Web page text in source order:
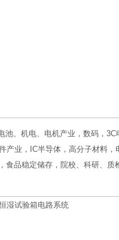
、机电、电机产业，数码，
产业，IC半导体，高分子材料
品稳定储存，院校、科研、质